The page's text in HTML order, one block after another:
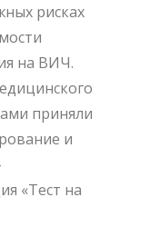
рисках
на ВИЧ.
приняли
и
«Тест на